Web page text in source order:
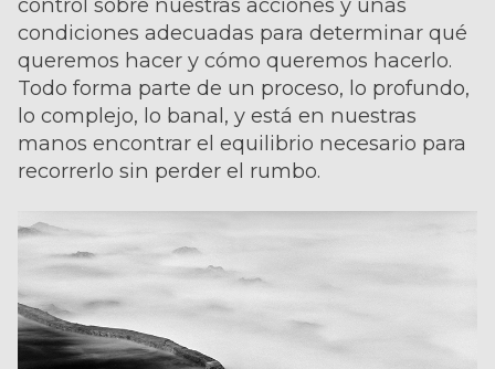
condiciones adecuadas para determinar qué
queremos hacer y cómo queremos hacerlo.
Todo forma parte de un proceso, lo profundo,
lo complejo, lo banal, y está en nuestras
manos encontrar el equilibrio necesario para
recorrerlo sin perder el rumbo.